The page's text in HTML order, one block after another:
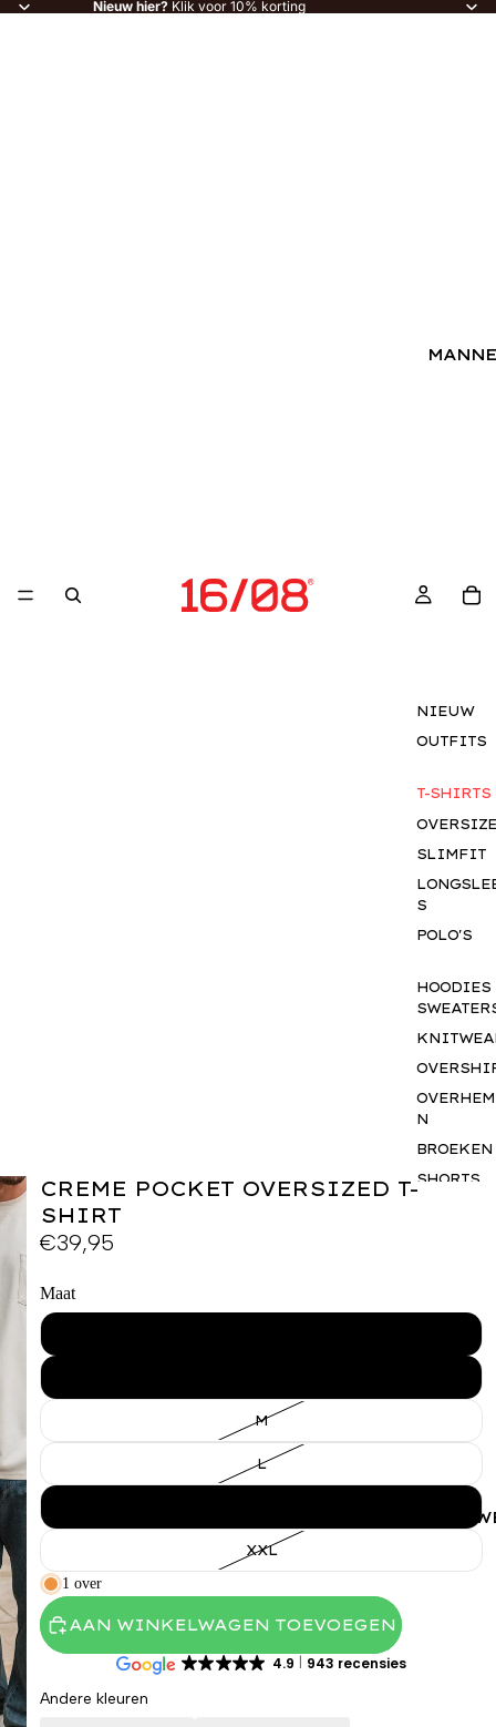
Nieuw hier? Klik voor 10% korting
NIEUW
OUTFITS
T-SHIRTS
SLIMFIT
S
POLO'S
HOODIES
N
BROEKEN
SHORTS
CREME POCKET OVERSIZED T-
SHIRT
€39,95
Maat
M
L
XXL
1 over
AAN WINKELWAGEN TOEVOEGEN
4.9 943 recensies
Andere kleuren